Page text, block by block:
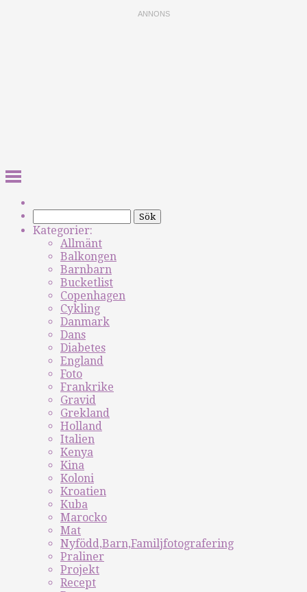
Kategorier:
Allmänt
Balkongen
Barnbarn
Bucketlist
Copenhagen
Cykling
Danmark
Dans
Diabetes
England
Foto
Frankrike
Gravid
Grekland
Holland
Italien
Kenya
Kina
Koloni
Kroatien
Kuba
Marocko
Mat
Nyfödd,Barn,Familjfotografering
Praliner
Projekt
Recept